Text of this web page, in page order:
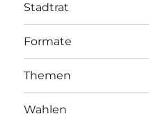
Stadtrat
Formate
Themen
Wahlen